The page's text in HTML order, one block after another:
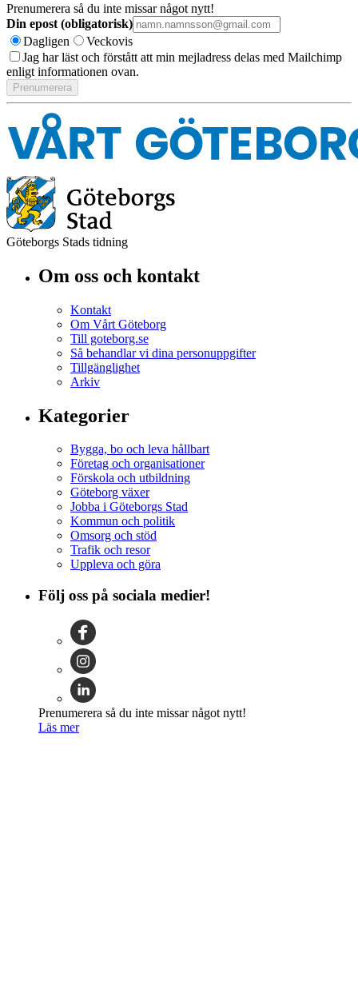
Prenumerera så du inte missar något nytt!
Din epost (obligatorisk)
Dagligen
Veckovis
Jag har läst och förstått att min mejladress delas med Mailchimp
enligt informationen ovan.
Göteborgs Stads tidning
Om oss och kontakt
Kontakt
Om Vårt Göteborg
Till goteborg.se
Så behandlar vi dina personuppgifter
Tillgänglighet
Arkiv
Kategorier
Bygga, bo och leva hållbart
Företag och organisationer
Förskola och utbildning
Göteborg växer
Jobba i Göteborgs Stad
Kommun och politik
Omsorg och stöd
Trafik och resor
Uppleva och göra
Följ oss på sociala medier!
Prenumerera så du inte missar något nytt!
Läs mer